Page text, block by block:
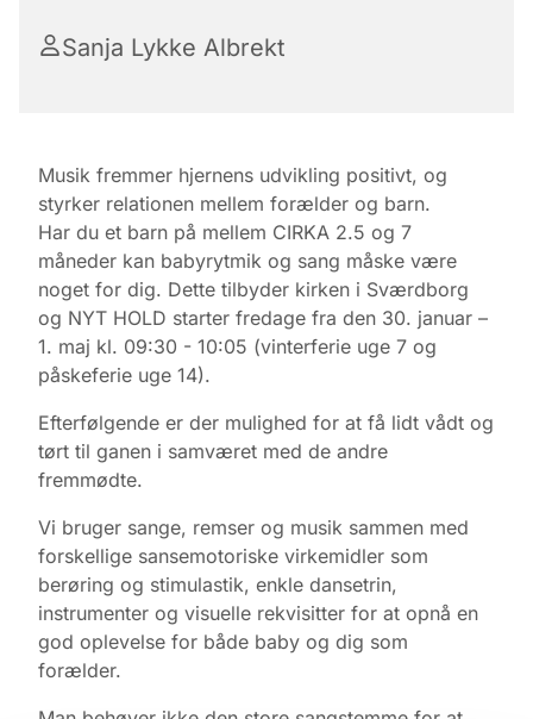
Sanja Lykke Albrekt
Musik fremmer hjernens udvikling positivt, og
styrker relationen mellem forælder og barn.
Har du et barn på mellem CIRKA 2.5 og 7
måneder kan babyrytmik og sang måske være
noget for dig. Dette tilbyder kirken i Sværdborg
og NYT HOLD starter fredage fra den 30. januar –
1. maj kl. 09:30 - 10:05 (vinterferie uge 7 og
påskeferie uge 14).
Efterfølgende er der mulighed for at få lidt vådt og
tørt til ganen i samværet med de andre
fremmødte.
Vi bruger sange, remser og musik sammen med
forskellige sansemotoriske virkemidler som
berøring og stimulastik, enkle dansetrin,
instrumenter og visuelle rekvisitter for at opnå en
god oplevelse for både baby og dig som
forælder.